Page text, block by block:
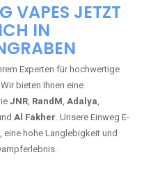
VAPES JETZT
IN
Experten für hochwertige
bieten Ihnen eine
JNR, RandM, Adalya,
Al Fakher. Unsere Einweg E-
eine hohe Langlebigkeit und